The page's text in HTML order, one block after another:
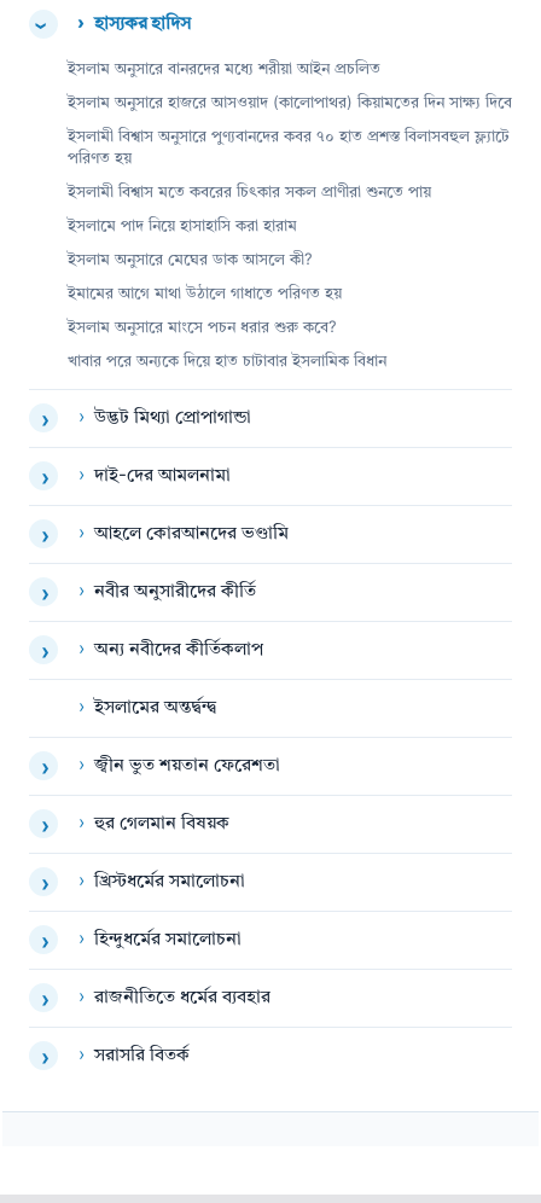
› › হাস্যকর হাদিস
ইসলাম অনুসারে বানরদের মধ্যে শরীয়া আইন প্রচলিত
ইসলাম অনুসারে হাজরে আসওয়াদ (কালোপাথর) কিয়ামতের দিন সাক্ষ্য দিবে
ইসলামী বিশ্বাস অনুসারে পুণ্যবানদের কবর ৭০ হাত প্রশস্ত বিলাসবহুল ফ্ল্যাটে
পরিণত হয়
ইসলামী বিশ্বাস মতে কবরের চিৎকার সকল প্রাণীরা শুনতে পায়
ইসলামে পাদ নিয়ে হাসাহাসি করা হারাম
ইসলাম অনুসারে মেঘের ডাক আসলে কী?
ইমামের আগে মাথা উঠালে গাধাতে পরিণত হয়
ইসলাম অনুসারে মাংসে পচন ধরার শুরু কবে?
খাবার পরে অন্যকে দিয়ে হাত চাটাবার ইসলামিক বিধান
› › উদ্ভট মিথ্যা প্রোপাগান্ডা
› › দাই-দের আমলনামা
› › আহলে কোরআনদের ভণ্ডামি
› › নবীর অনুসারীদের কীর্তি
› › অন্য নবীদের কীর্তিকলাপ
› ইসলামের অন্তর্দ্বন্দ্ব
› › জ্বীন ভুত শয়তান ফেরেশতা
› › হুর গেলমান বিষয়ক
› › খ্রিস্টধর্মের সমালোচনা
› › হিন্দুধর্মের সমালোচনা
› › রাজনীতিতে ধর্মের ব্যবহার
› › সরাসরি বিতর্ক